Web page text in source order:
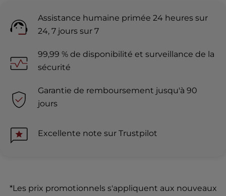
Assistance humaine primée 24 heures sur
24, 7 jours sur 7
99,99 % de disponibilité et surveillance de la
sécurité
Garantie de remboursement jusqu'à 90
jours
Excellente note sur Trustpilot
*Les prix promotionnels s'appliquent aux nouveaux